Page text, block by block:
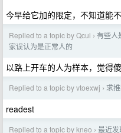
今早给它加的限定，不知道能
Replied to a topic by Qcui › 有些人
家误认为是正常人的
以路上开车的人为样本，觉得
Replied to a topic by vtoexwj › 求
readest
Replied to a topic by kneo › 最近